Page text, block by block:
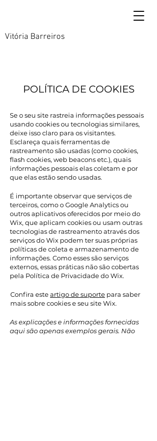
Vitória Barreiros
POLÍTICA DE COOKIES
Se o seu site rastreia informações pessoais
usando cookies ou tecnologias similares,
deixe isso claro para os visitantes.
Esclareça quais ferramentas de
rastreamento são usadas (como cookies,
flash cookies, web beacons etc.), quais
informações pessoais elas coletam e por
que elas estão sendo usadas.
É importante observar que serviços de
terceiros, como o Google Analytics ou
outros aplicativos oferecidos por meio do
Wix, que aplicam cookies ou usam outras
tecnologias de rastreamento através dos
serviços do Wix podem ter suas próprias
políticas de coleta e armazenamento de
informações. Como esses são serviços
externos, essas práticas não são cobertas
pela Política de Privacidade do Wix.
Confira esteartigo de suporte para saber
mais sobre cookies e seu site Wix.
As explicações e informações fornecidas
aqui são apenas exemplos gerais. Não